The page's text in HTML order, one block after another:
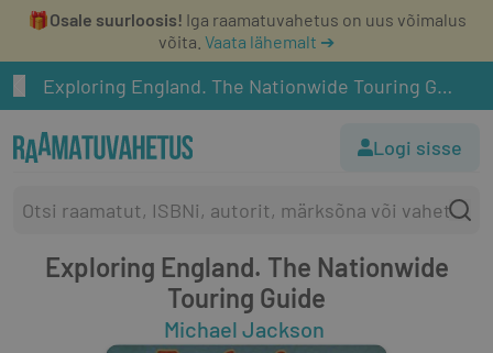
🎁Osale suurloosis! Iga raamatuvahetus on uus võimalus
võita. Vaata lähemalt ➔
Exploring England. The Nationwide Touring Guide
Logi sisse
Exploring England. The Nationwide
Touring Guide
Michael Jackson